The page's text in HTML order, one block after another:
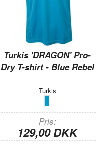
Turkis 'DRAGON' Pro-
Dry T-shirt - Blue Rebel
Turkis
Pris
129,00 DKK